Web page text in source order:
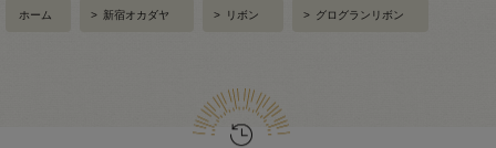
ホーム > 新宿オカダヤ > リボン > グログランリボン